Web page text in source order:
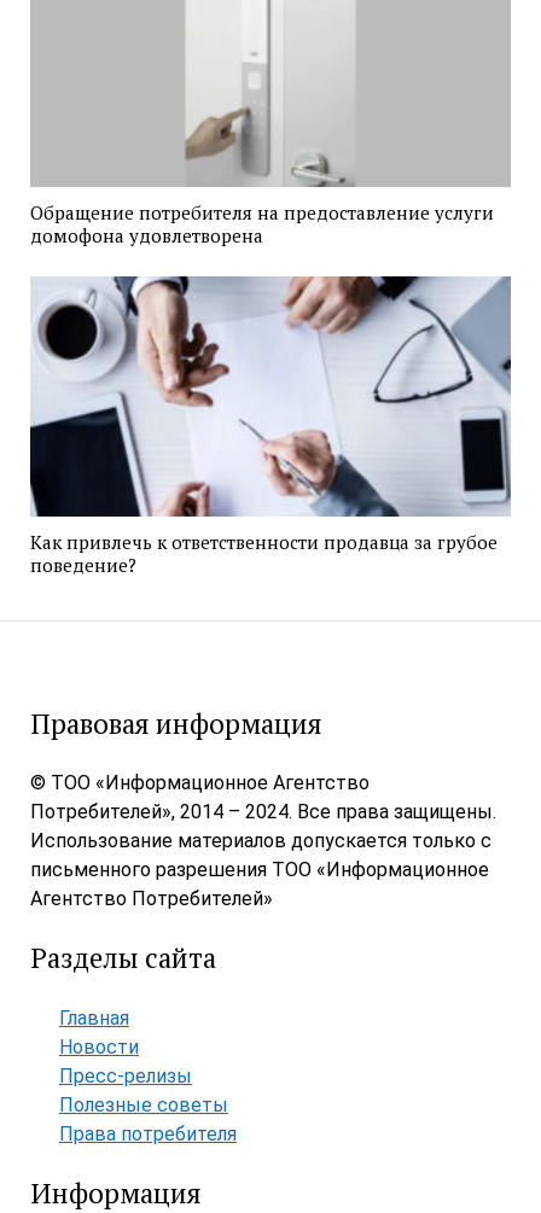
Обращение потребителя на предоставление услуги
домофона удовлетворена
Как привлечь к ответственности продавца за грубое
поведение?
Правовая информация
© ТОО «Информационное Агентство
Потребителей», 2014 – 2024. Все права защищены.
Использование материалов допускается только с
письменного разрешения ТОО «Информационное
Агентство Потребителей»
Разделы сайта
Главная
Новости
Пресс-релизы
Полезные советы
Права потребителя
Информация